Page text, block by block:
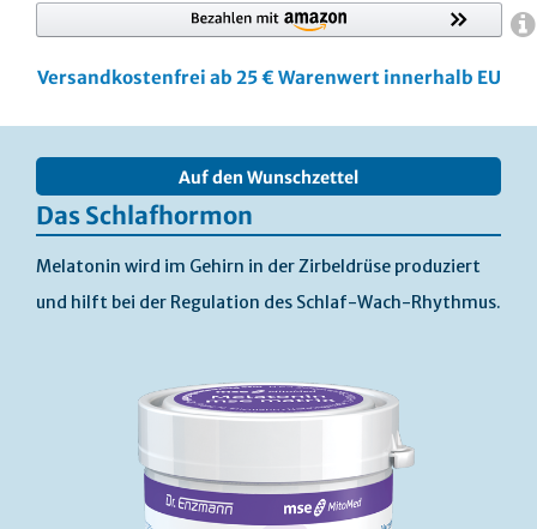
Auf den Wunschzettel
Versandkostenfrei ab 25 € Warenwert innerhalb EU
gallery
Das Schlafhormon
Melatonin wird im Gehirn in der Zirbeldrüse produziert
und hilft bei der Regulation des Schlaf-Wach-Rhythmus.